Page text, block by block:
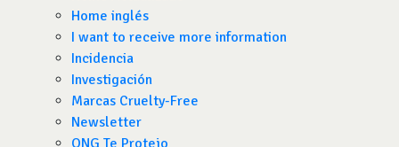
Home inglés
I want to receive more information
Incidencia
Investigación
Marcas Cruelty-Free
Newsletter
ONG Te Protejo